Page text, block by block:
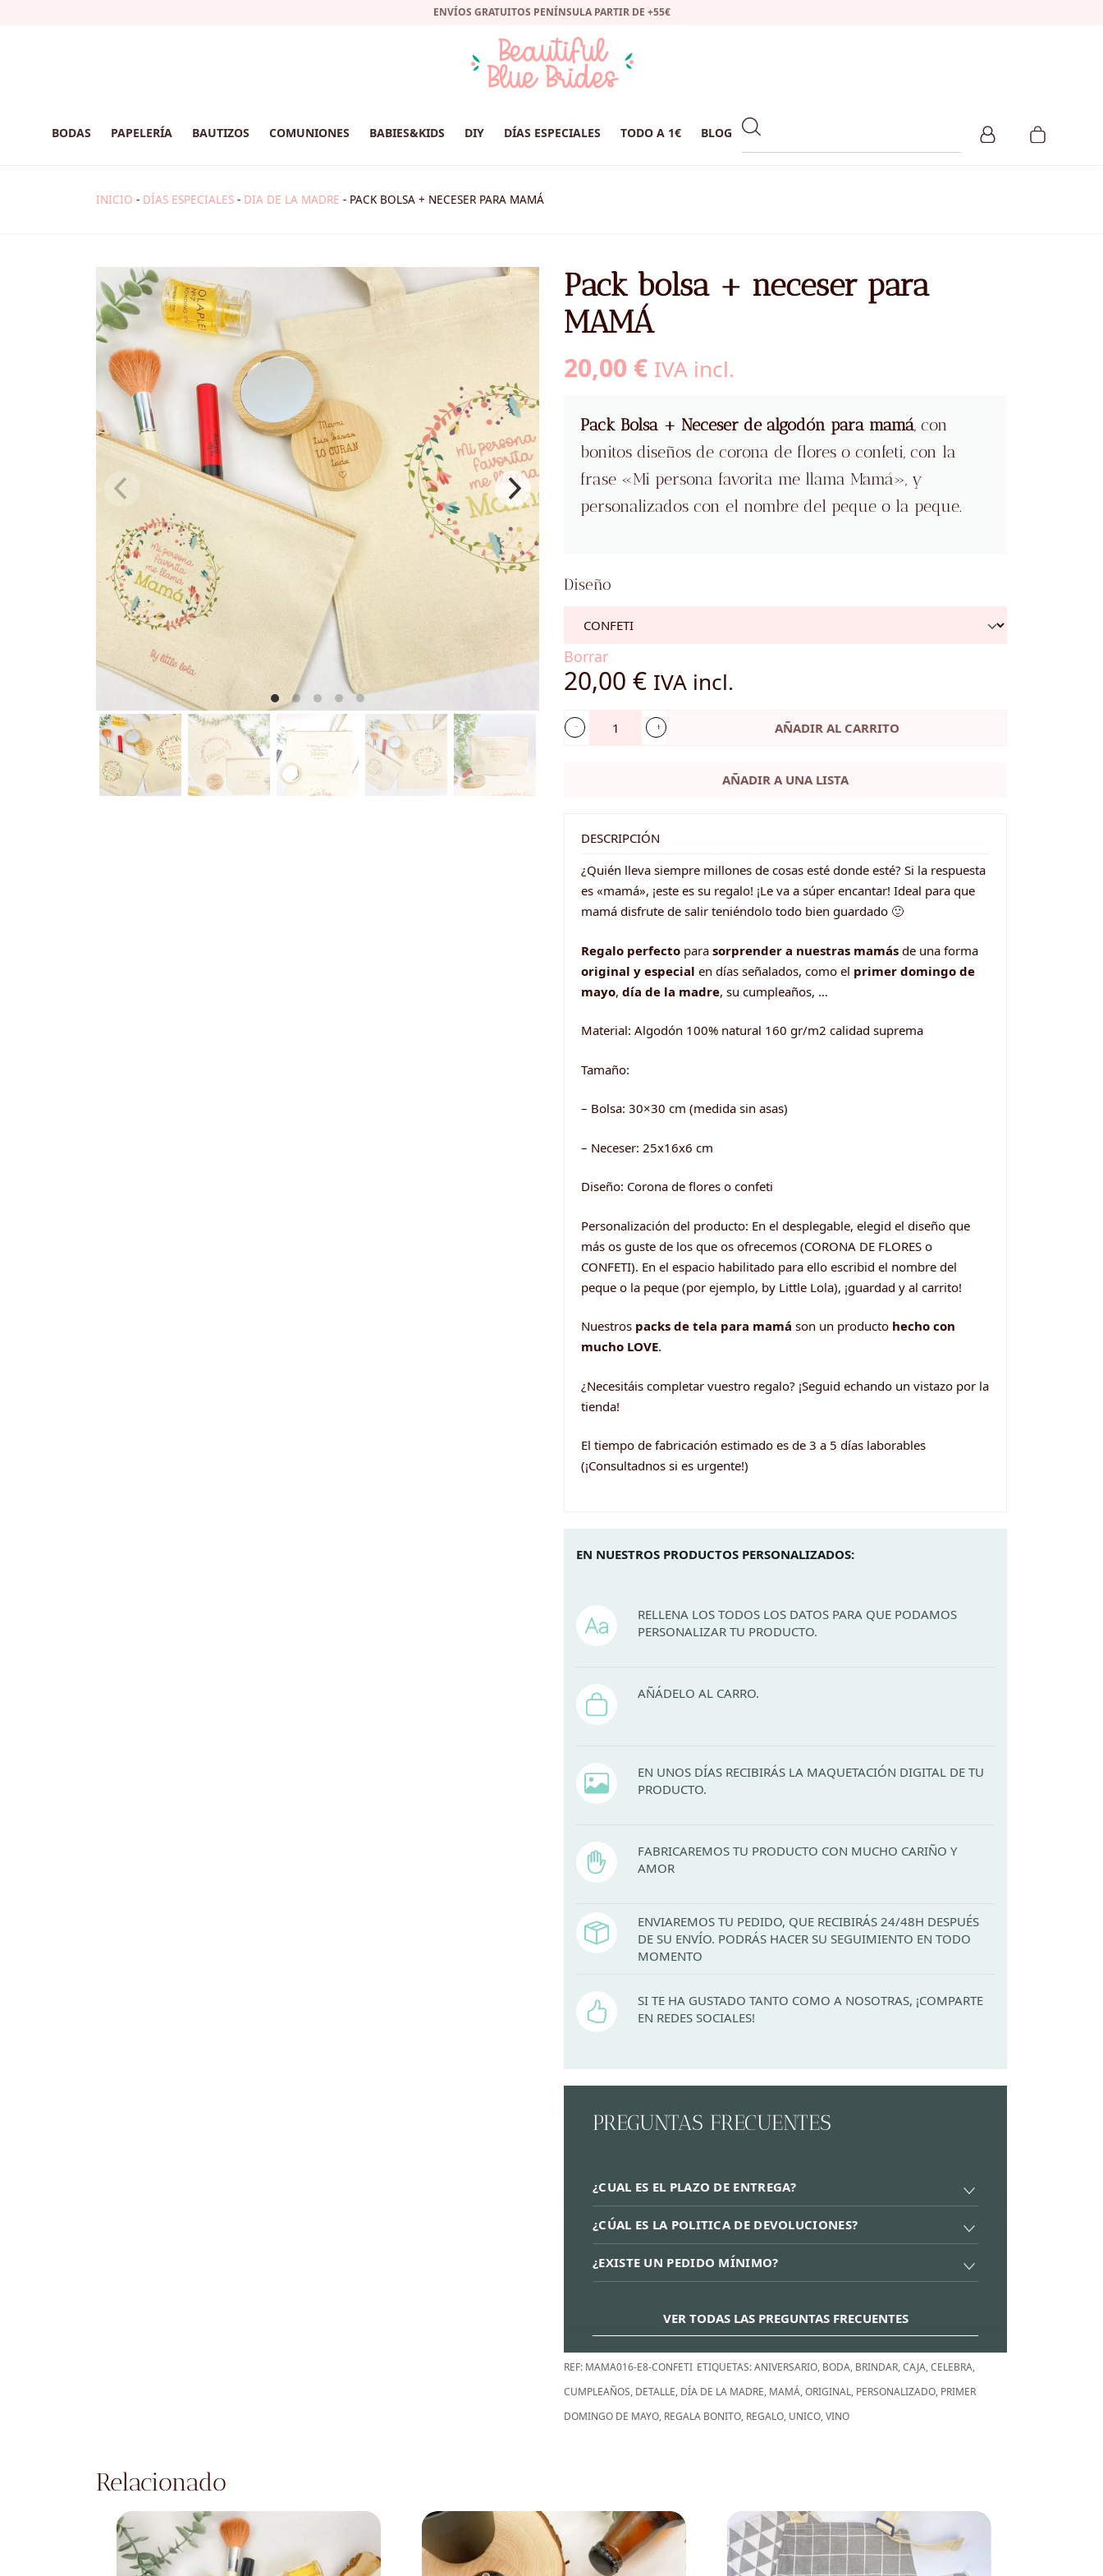
ENVÍOS GRATUITOS PENÍNSULA PARTIR DE +55€
BODAS PAPELERÍA BAUTIZOS COMUNIONES BABIES&KIDS DIY DÍAS ESPECIALES TODO A 1€ BLOG
INICIO - DÍAS ESPECIALES - DIA DE LA MADRE - PACK BOLSA + NECESER PARA MAMÁ
Pack bolsa + neceser para
MAMÁ
20,00 € IVA incl.
Pack Bolsa + Neceser de algodón para mamá, con
bonitos diseños de corona de flores o confeti, con la
frase «Mi persona favorita me llama Mamá», y
personalizados con el nombre del peque o la peque.
Diseño
Borrar
20,00 € IVA incl.
Pack
neceser
para
MAMÁ
cantidad
AÑADIR AL CARRITO
AÑADIR A UNA LISTA
DESCRIPCIÓN
¿Quién lleva siempre millones de cosas esté donde esté? Si la respuesta
es «mamá», ¡este es su regalo! ¡Le va a súper encantar! Ideal para que
mamá disfrute de salir teniéndolo todo bien guardado 🙂
Regalo perfecto para sorprender a nuestras mamás de una forma
original y especial en días señalados, como el primer domingo de
mayo, día de la madre, su cumpleaños, …
Material: Algodón 100% natural 160 gr/m2 calidad suprema
Tamaño:
– Bolsa: 30×30 cm (medida sin asas)
– Neceser: 25x16x6 cm
Diseño: Corona de flores o confeti
Personalización del producto: En el desplegable, elegid el diseño que
más os guste de los que os ofrecemos (CORONA DE FLORES o
CONFETI). En el espacio habilitado para ello escribid el nombre del
peque o la peque (por ejemplo, by Little Lola), ¡guardad y al carrito!
Nuestros packs de tela para mamá son un producto hecho con
mucho LOVE.
¿Necesitáis completar vuestro regalo? ¡Seguid echando un vistazo por la
tienda!
El tiempo de fabricación estimado es de 3 a 5 días laborables
(¡Consultadnos si es urgente!)
EN NUESTROS PRODUCTOS PERSONALIZADOS:
RELLENA LOS TODOS LOS DATOS PARA QUE PODAMOS
PERSONALIZAR TU PRODUCTO.
AÑÁDELO AL CARRO.
EN UNOS DÍAS RECIBIRÁS LA MAQUETACIÓN DIGITAL DE TU
PRODUCTO.
FABRICAREMOS TU PRODUCTO CON MUCHO CARIÑO Y
AMOR
ENVIAREMOS TU PEDIDO, QUE RECIBIRÁS 24/48H DESPUÉS
DE SU ENVÍO. PODRÁS HACER SU SEGUIMIENTO EN TODO
MOMENTO
SI TE HA GUSTADO TANTO COMO A NOSOTRAS, ¡COMPARTE
EN REDES SOCIALES!
PREGUNTAS FRECUENTES
¿CUAL ES EL PLAZO DE ENTREGA?
¿CÚAL ES LA POLITICA DE DEVOLUCIONES?
¿EXISTE UN PEDIDO MÍNIMO?
VER TODAS LAS PREGUNTAS FRECUENTES
REF: MAMA016-E8-CONFETI ETIQUETAS:ANIVERSARIO, BODA, BRINDAR,CAJA,CELEBRA,
CUMPLEAÑOS, DETALLE, DÍA DE LA MADRE, MAMÁ,ORIGINAL, PERSONALIZADO, PRIMER
DOMINGO DE MAYO, REGALA BONITO, REGALO, UNICO,VINO
Relacionado